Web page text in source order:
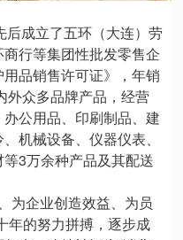
成立了五环（大连）劳
行等集团性批发零售企
品销售许可证》，年销
外众多品牌产品，经营
公用品、印刷制品、建
机械设备、仪器仪表、
3万余种产品及其配送
为企业创造效益、为员
年的努力拼搏，逐步成